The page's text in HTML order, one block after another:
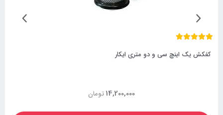
کفکش یک اینچ سی و دو متری ایکار
تومان 14,200,000